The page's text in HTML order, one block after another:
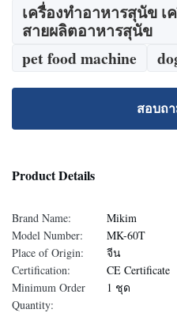
เครื่องทําอาหารสุนัข เ
สายผลิตอาหารสุนัข
pet food machine
สอบถ
Product Details
Brand Name:
Mikim
Model Number:
MK-60T
Place of Origin:
จีน
Certification:
CE Certificate
Minimum Order
Quantity:
1 ชุด